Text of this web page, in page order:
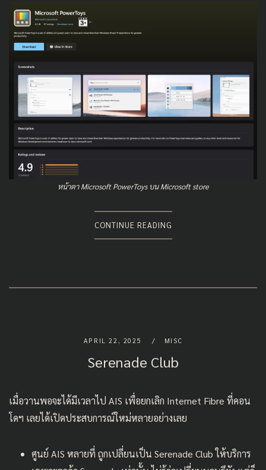
หน้าตา Microsoft PowerToys บน Microsoft store
CONTINUE READING
APRIL 22, 2025 MISC
Serenade Club
เมื่อวานพอจะได้มีเวลาไป AIS เพื่อยกเลิก Internet Fibre ที่คอน
โดฯ เลยได้เปิดประสบการณ์ใหม่หลายอย่างเลย
ศูนย์ AIS หลายที่ ถูกเปลี่ยนเป็น Serenade Club ให้บริการ